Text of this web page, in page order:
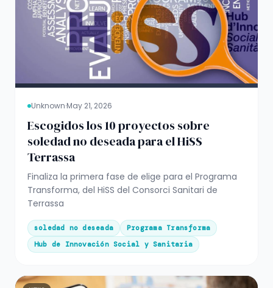
Unknown·May 21, 2026
Escogidos los 10 proyectos sobre
soledad no deseada para el HiSS
Terrassa
Finaliza la primera fase de elige para el Programa
Transforma, del HiSS del Consorci Sanitari de
Terrassa
soledad no deseada
Programa Transforma
Hub de Innovación Social y Sanitaria